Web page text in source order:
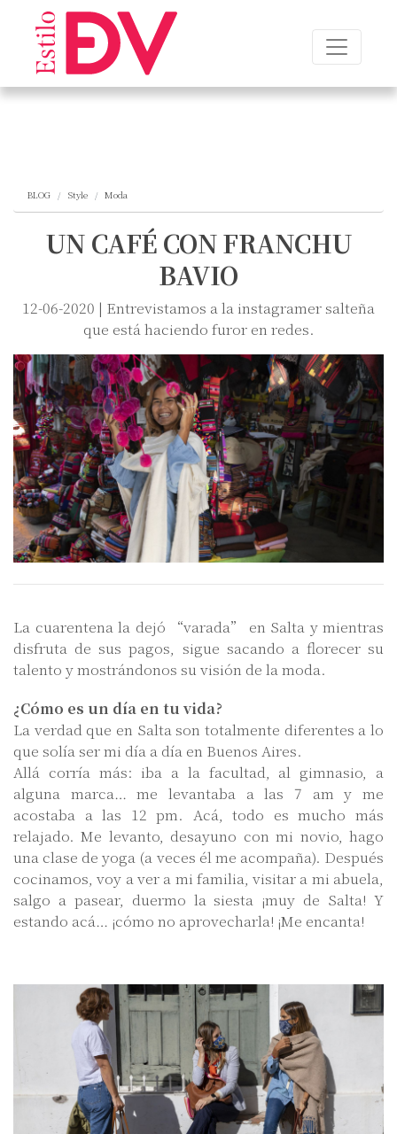
BLOG Style Moda
UN CAFÉ CON FRANCHU
BAVIO
12-06-2020 | Entrevistamos a la instagramer salteña
que está haciendo furor en redes.
La cuarentena la dejó “varada” en Salta y mientras
disfruta de sus pagos, sigue sacando a florecer su
talento y mostrándonos su visión de la moda.
¿Cómo es un día en tu vida?
La verdad que en Salta son totalmente diferentes a lo
que solía ser mi día a día en Buenos Aires.
Allá corría más: iba a la facultad, al gimnasio, a
alguna marca… me levantaba a las 7 am y me
acostaba a las 12 pm. Acá, todo es mucho más
relajado. Me levanto, desayuno con mi novio, hago
una clase de yoga (a veces él me acompaña). Después
cocinamos, voy a ver a mi familia, visitar a mi abuela,
salgo a pasear, duermo la siesta ¡muy de Salta! Y
estando acá… ¡cómo no aprovecharla! ¡Me encanta!